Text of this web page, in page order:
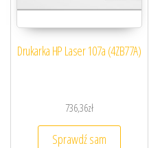
Drukarka HP Laser 107a (4ZB77A)
736,36zł
Sprawdź sam